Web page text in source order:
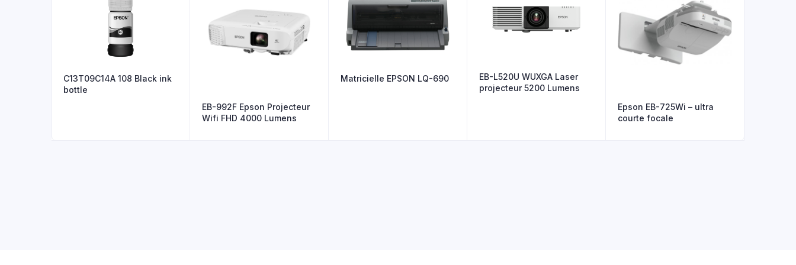
C13T09C14A 108 Black ink
bottle
EB-992F Epson Projecteur
Wifi FHD 4000 Lumens
Matricielle EPSON LQ-690
EB-L520U WUXGA Laser
projecteur 5200 Lumens
Epson EB-725Wi – ultra
courte focale